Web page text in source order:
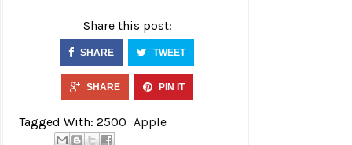
Share this post:
SHARE TWEET
SHARE PIN IT
Tagged With: 2500 Apple